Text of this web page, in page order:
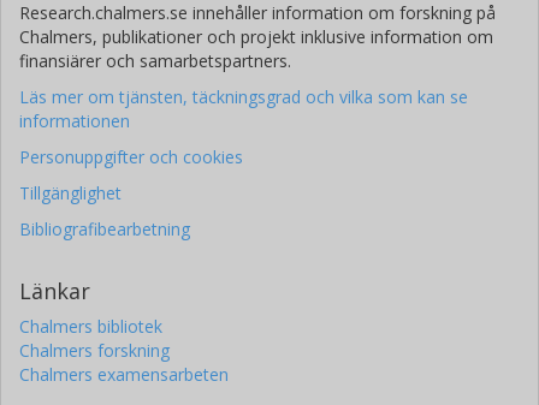
Research.chalmers.se innehåller information om forskning på
Chalmers, publikationer och projekt inklusive information om
finansiärer och samarbetspartners.
Läs mer om tjänsten, täckningsgrad och vilka som kan se
informationen
Personuppgifter och cookies
Tillgänglighet
Bibliografibearbetning
Länkar
Chalmers bibliotek
Chalmers forskning
Chalmers examensarbeten